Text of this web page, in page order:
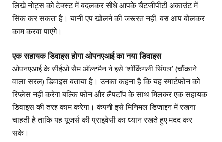
लिखे नोट्स को टेक्स्ट में बदलकर सीधे आपके चैटजीपीटी अकाउंट में
सिंक कर सकता है। यानी एप खोलने की जरूरत नहीं, बस आप बोलकर
काम करवा पाएंगे।
एक सहायक डिवाइस होगा ओपनएआई का नया डिवाइस
ओपनएआई के सीईओ सैम ऑल्टमैन ने इसे ‘शॉकिंगली सिंपल’ (चौंकाने
वाला सरल) डिवाइस बताया है। उनका कहना है कि यह स्मार्टफोन को
रिप्लेस नहीं करेगा बल्कि फोन और लैपटॉप के साथ मिलकर एक सहायक
डिवाइस की तरह काम करेगा। कंपनी इसे मिनिमल डिजाइन में रखना
चाहती है ताकि यह यूजर्स की प्राइवेसी का ध्यान रखते हुए मदद कर
सके।